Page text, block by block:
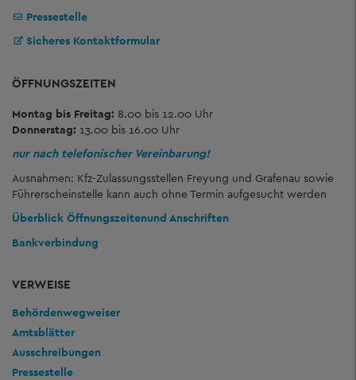
Pressestelle
Sicheres Kontaktformular
ÖFFNUNGSZEITEN
Montag bis Freitag: 8.00 bis 12.00 Uhr
Donnerstag: 13.00 bis 16.00 Uhr
nur nach telefonischer Vereinbarung!
Ausnahmen: Kfz-Zulassungsstellen Freyung und Grafenau sowie
Führerscheinstelle kann auch ohne Termin aufgesucht werden
Überblick Öffnungszeitenund Anschriften
Bankverbindung
VERWEISE
Behördenwegweiser
Amtsblätter
Ausschreibungen
Pressestelle